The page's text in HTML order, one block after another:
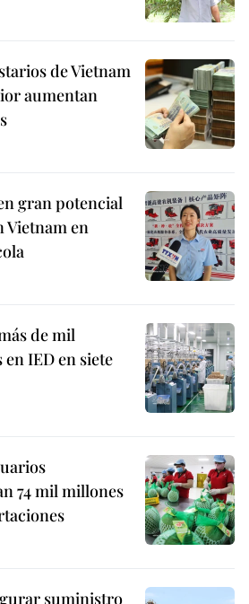
de Vietnam
aumentan
gran potencial
Vietnam en
de mil
IED en siete
74 mil millones
suministro